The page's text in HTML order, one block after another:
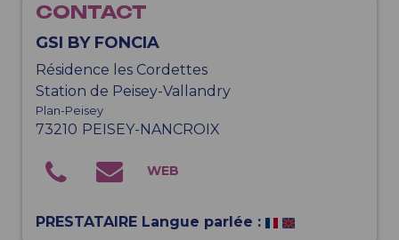
CONTACT
GSI BY FONCIA
Résidence les Cordettes
Station de Peisey-Vallandry
Plan-Peisey
73210 PEISEY-NANCROIX
PRESTATAIRE Langue parlée :